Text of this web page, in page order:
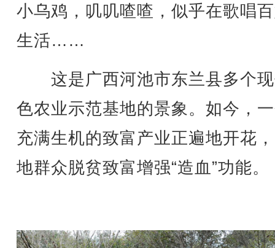
小乌鸡，叽叽喳喳，似乎在歌唱
生活……
这是广西河池市东兰县多个
色农业示范基地的景象。如今，
充满生机的致富产业正遍地开花
地群众脱贫致富增强“造血”功能。